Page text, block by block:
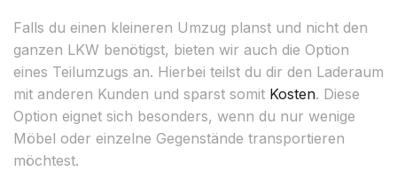
Falls du einen kleineren Umzug planst und nicht den
ganzen LKW benötigst, bieten wir auch die Option
eines Teilumzugs an. Hierbei teilst du dir den Laderaum
mit anderen Kunden und sparst somit Kosten. Diese
Option eignet sich besonders, wenn du nur wenige
Möbel oder einzelne Gegenstände transportieren
möchtest.